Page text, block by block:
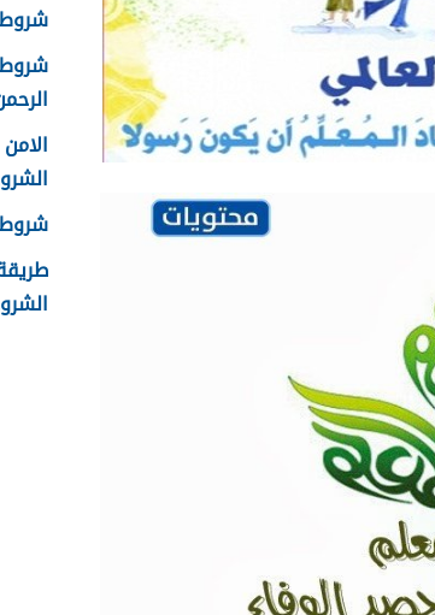
شروط
شروط
شروط